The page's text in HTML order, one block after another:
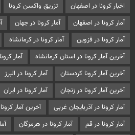
اخبار کرونا در اصفهان
تزريق واکسن کرونا
آمار کرونا در اصفهان
آمار کرونا در جهان
آمار کرونا در قزوین
آمار کرونا در کرمانشاه
آخرین آمار کرونا در استان کرمانشاه
آمار
آخرین آمار کرونا کردستان
آمار کرونا در البرز
آخرین آمار کرونا در زنجان
آمار کرونا در ایران
آمار کرونا در آذربایجان غربی
آخرین آمار
آمار کرونا در قم
آمار کرونا در هرمزگان